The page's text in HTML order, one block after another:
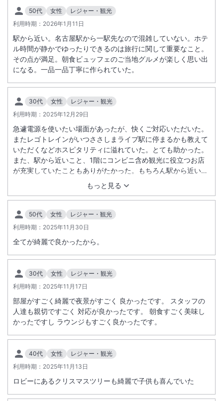
屋ステーションビュー
・プレミアムコーナーツイン➡プレミアムジュニアスイートツイン
・プレミアムコーナーツイン 名古屋ステーションビュー➡プレミアムジ
ュニアスイートツイン 名古屋ステーションビュー
➂【レストラン朝食料金変更について】
【変更日】2026年4月10日（金）より
【変更内容】レストランおとな朝食料金
・朝食 全日 ￥4,000 ➡ 変更後￥4,500
※年末年始等の特別期間を除く
50代 女性
レジャー・観光
利用時期： 2026年1月11日
駅から近い。名古屋駅から一駅先なので混雑していない。ホテ
ル時間が静かでゆったりできるのは旅行に関して重要なこと。
その点が満足。朝食ビュッフェのご当地グルメが楽しく思い出
になる。一品一品丁寧に作られていた。
30代 女性
レジャー・観光
利用時期： 2025年12月29日
もっと見る
急遽電源を使いたい場面があったが、快くご対応いただいた。
またレゴトレインがいつささしまライブ駅に停まるかも教えて
いただくなどホスピタリティに溢れていた。とても助かった。
また、駅から近いこと、1階にコンビニ含め観光に役立つお店
が充実していたこともありがたかった。もちろん駅から近いこ
と、眺望が素敵だったこともとても良かった。子どもにもアク
アボールのプレゼントがいただけてとても喜んでいた。レゴラ
ンドのオフィシャルホテルということでお得な料金に合わせて
子ども向けの特典もあり、大いに活用できた。
50代 女性
レジャー・観光
利用時期： 2025年11月30日
全てが綺麗で良かったから。
30代 女性
レジャー・観光
利用時期： 2025年11月17日
部屋がすごく綺麗で夜景がすごく 良かったです。 スタッフの
人達も親切ですごく 対応が良かったです。 朝食すごく美味し
かったですし ラウンジもすごく良かったです。
40代 女性
レジャー・観光
利用時期： 2025年11月13日
ロビーにあるクリスマスツリーも綺麗で子供も喜んでいた